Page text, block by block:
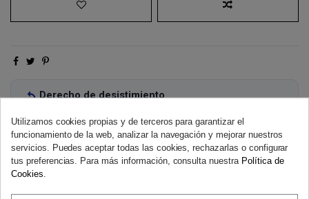
Derecho de desistimiento
necesidad de justificación.Más información
Utilizamos cookies propias y de terceros para garantizar el
funcionamiento de la web, analizar la navegación y mejorar nuestros
servicios. Puedes aceptar todas las cookies, rechazarlas o configurar
tus preferencias. Para más información, consulta nuestra Política de
Cookies